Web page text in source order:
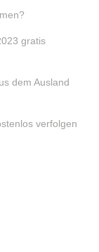
gratis
dem Ausland
verfolgen